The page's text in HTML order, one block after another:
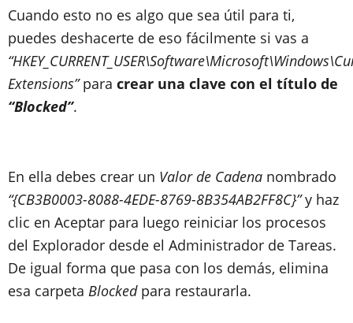
Cuando esto no es algo que sea útil para ti,
puedes deshacerte de eso fácilmente si vas a
Extensions”para crear una clave con el título de
“Blocked”.
En ella debes crear un Valor de Cadena nombrado
“{CB3B0003-8088-4EDE-8769-8B354AB2FF8C}”y haz
clic en Aceptar para luego reiniciar los procesos
del Explorador desde el Administrador de Tareas.
De igual forma que pasa con los demás, elimina
esa carpeta Blocked para restaurarla.